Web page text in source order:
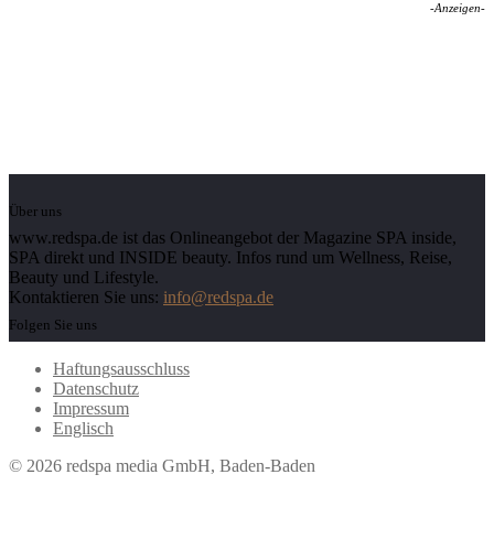
-Anzeigen-
Über uns
www.redspa.de ist das Onlineangebot der Magazine SPA inside,
SPA direkt und INSIDE beauty. Infos rund um Wellness, Reise,
Beauty und Lifestyle.
Kontaktieren Sie uns: info@redspa.de
Folgen Sie uns
Haftungsausschluss
Datenschutz
Impressum
Englisch
© 2026 redspa media GmbH, Baden-Baden